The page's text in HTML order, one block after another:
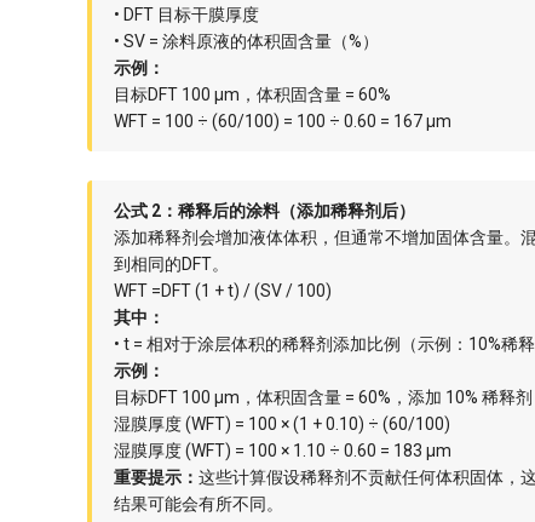
• DFT 目标干膜厚度
• SV = 涂料原液的体积固含量（%）
示例：
目标DFT 100 µm，体积固含量 = 60%
WFT = 100 ÷ (60/100) = 100 ÷ 0.60 = 167 µm
公式 2：稀释后的涂料（添加稀释剂后）
添加稀释剂会增加液体体积，但通常不增加固体含量。
到相同的DFT。
WFT =DFT (1 + t) / (SV / 100)
其中：
• t = 相对于涂层体积的稀释剂添加比例（示例：10%稀释
示例：
目标DFT 100 µm，体积固含量 = 60%，添加 10% 稀释剂
湿膜厚度 (WFT) = 100 × (1 + 0.10) ÷ (60/100)
湿膜厚度 (WFT) = 100 × 1.10 ÷ 0.60 = 183 µm
重要提示： 这些计算假设稀释剂不贡献任何体积固体，
结果可能会有所不同。